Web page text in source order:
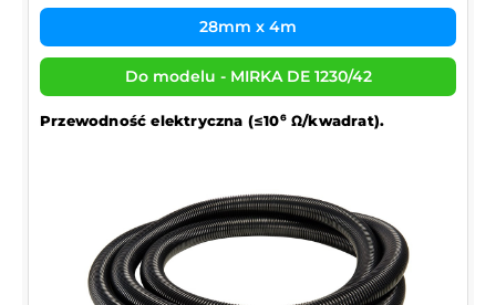
28mm x 4m
Do modelu - MIRKA DE 1230/42
Przewodność elektryczna (≤10⁶ Ω/kwadrat).